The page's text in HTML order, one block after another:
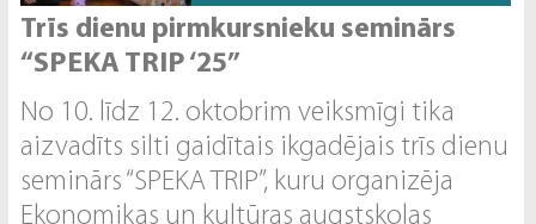
Trīs dienu pirmkursnieku seminārs
“SPEKA TRIP ‘25”
No 10. līdz 12. oktobrim veiksmīgi tika
aizvadīts silti gaidītais ikgadējais trīs dienu
seminārs “SPEKA TRIP”, kuru organizēja
Ekonomikas un kultūras augstskolas